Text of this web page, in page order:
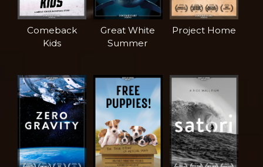
Comeback
Kids
Great White
Summer
Project Home